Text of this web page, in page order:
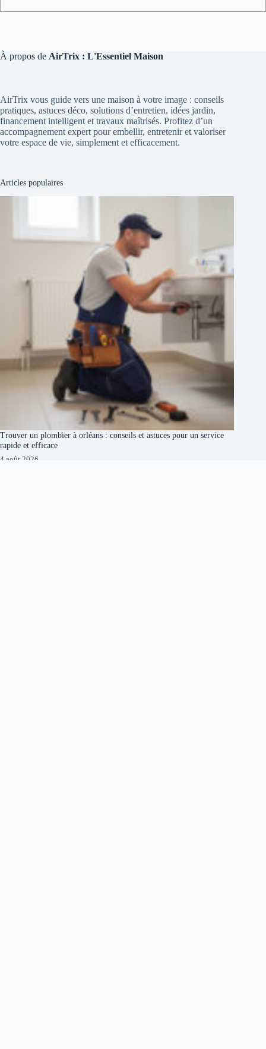
À propos de AirTrix : L'Essentiel Maison
AirTrix vous guide vers une maison à votre image : conseils
pratiques, astuces déco, solutions d’entretien, idées jardin,
financement intelligent et travaux maîtrisés. Profitez d’un
accompagnement expert pour embellir, entretenir et valoriser
votre espace de vie, simplement et efficacement.
Articles populaires
Trouver un plombier à orléans : conseils et astuces pour un service
rapide et efficace
4 août 2026